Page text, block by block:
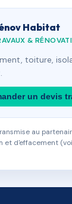
Habitat
&
toiture,
un devis
au
et d'effacement